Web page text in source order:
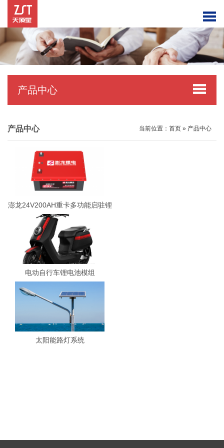
产品中心
当前位置： 首页 » 产品中心
产品中心
澎龙24V200AH重卡多功能启驻锂
电池
电动自行车锂电池模组
太阳能路灯系统